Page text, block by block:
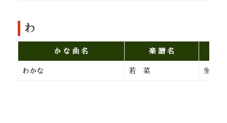
わ
か な 曲 名 楽 譜 名
わかな 若 菜 生田流